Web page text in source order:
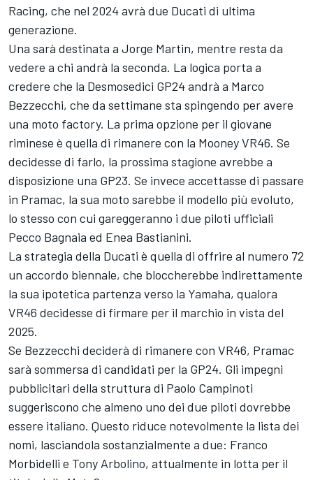
Racing, che nel 2024 avrà due Ducati di ultima
generazione.
Una sarà destinata a Jorge Martin, mentre resta da
vedere a chi andrà la seconda. La logica porta a
credere che la Desmosedici GP24 andrà a Marco
Bezzecchi, che da settimane sta spingendo per avere
una moto factory. La prima opzione per il giovane
riminese è quella di rimanere con la Mooney VR46. Se
decidesse di farlo, la prossima stagione avrebbe a
disposizione una GP23. Se invece accettasse di passare
in Pramac, la sua moto sarebbe il modello più evoluto,
lo stesso con cui gareggeranno i due piloti ufficiali
Pecco Bagnaia ed Enea Bastianini.
La strategia della Ducati è quella di offrire al numero 72
un accordo biennale, che bloccherebbe indirettamente
la sua ipotetica partenza verso la Yamaha, qualora
VR46 decidesse di firmare per il marchio in vista del
2025.
Se Bezzecchi deciderà di rimanere con VR46, Pramac
sarà sommersa di candidati per la GP24. Gli impegni
pubblicitari della struttura di Paolo Campinoti
suggeriscono che almeno uno dei due piloti dovrebbe
essere italiano. Questo riduce notevolmente la lista dei
nomi, lasciandola sostanzialmente a due: Franco
Morbidelli e Tony Arbolino, attualmente in lotta per il